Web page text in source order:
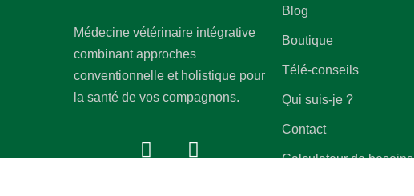
Médecine vétérinaire intégrative
combinant approches
conventionnelle et holistique pour
la santé de vos compagnons.
Blog
Boutique
Télé-conseils
Qui suis-je ?
Contact
Calculateur de besoins